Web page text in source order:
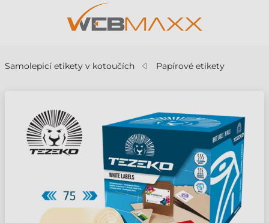
Samolepicí etikety v kotoučích Papírové etikety